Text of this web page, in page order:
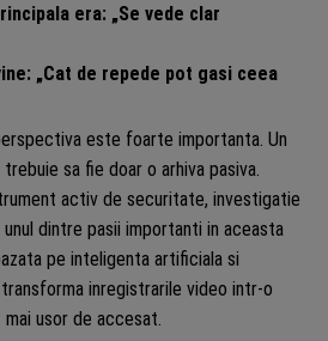
era: „Se vede clar
„Cat de repede pot gasi ceea
este foarte importanta. Un
sa fie doar o arhiva pasiva.
activ de securitate, investigatie
dintre pasii importanti in aceasta
pe inteligenta artificiala si
inregistrarile video intr-o
usor de accesat.